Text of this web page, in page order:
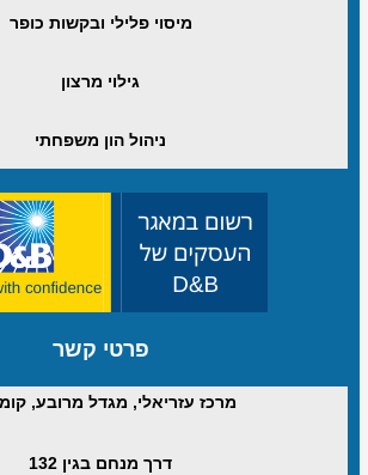
מיסוי פלילי ובקשות כופר
גילוי מרצון
ניהול הון משפחתי
פרטי קשר
מרכז עזריאלי, מגדל מרובע, קומה
דרך מנחם בגין 132